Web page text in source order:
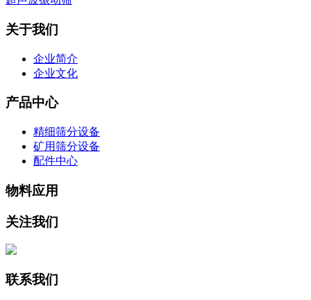
关于我们
企业简介
企业文化
产品中心
精细筛分设备
矿用筛分设备
配件中心
物料应用
关注我们
联系我们